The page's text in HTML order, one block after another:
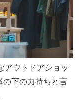
アウトドアショッ
の下の力持ちと言